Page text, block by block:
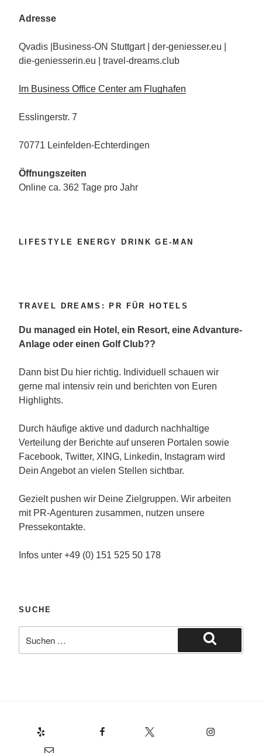
Adresse
Qvadis |Business-ON Stuttgart | der-geniesser.eu |
die-geniesserin.eu | travel-dreams.club
Im Business Office Center am Flughafen
Esslingerstr. 7
70771 Leinfelden-Echterdingen
Öffnungszeiten
Online ca. 362 Tage pro Jahr
LIFESTYLE ENERGY DRINK GE-MAN
TRAVEL DREAMS: PR FÜR HOTELS
Du managed ein Hotel, ein Resort, eine Advanture-
Anlage oder einen Golf Club??
Dann bist Du hier richtig. Individuell schauen wir
gerne mal intensiv rein und berichten von Euren
Highlights.
Durch häufige aktive und dadurch nachhaltige
Verteilung der Berichte auf unseren Portalen sowie
Facebook, Twitter, XING, Linkedin, Instagram wird
Dein Angebot an vielen Stellen sichtbar.
Gezielt pushen wir Deine Zielgruppen. Wir arbeiten
mit PR-Agenturen zusammen, nutzen unsere
Pressekontakte.
Infos unter +49 (0) 151 525 50 178
SUCHE
nach:
Suchen
Twitter
E-Mail